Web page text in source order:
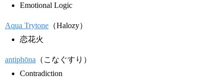
Emotional Logic
Aqua Trytone （Halozy）
恋花火
antiphōna （こなぐすり）
Contradiction